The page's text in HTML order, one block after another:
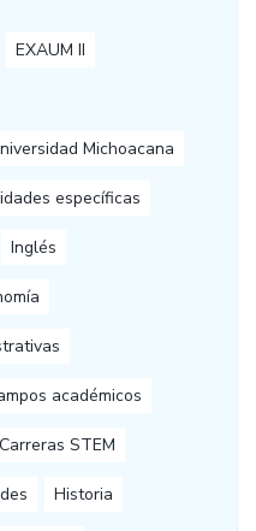
EXAUM II
Michoacana
específicas
Inglés
académicos
Carreras STEM
Historia